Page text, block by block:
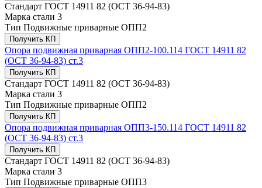
Стандарт ГОСТ 14911 82 (ОСТ 36-94-83)
Марка стали 3
Тип Подвижные приварные ОПП2
Получить КП
Опора подвижная приварная ОПП2-100.114 ГОСТ 14911 82
(ОСТ 36-94-83) ст.3
Получить КП
Стандарт ГОСТ 14911 82 (ОСТ 36-94-83)
Марка стали 3
Тип Подвижные приварные ОПП2
Получить КП
Опора подвижная приварная ОПП3-150.114 ГОСТ 14911 82
(ОСТ 36-94-83) ст.3
Получить КП
Стандарт ГОСТ 14911 82 (ОСТ 36-94-83)
Марка стали 3
Тип Подвижные приварные ОПП3